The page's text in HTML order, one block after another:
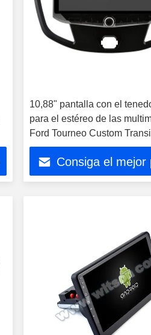
10,88" pantalla con el
para el estéreo de las
Ford Tourneo Custom
2021
Consiga el mejor